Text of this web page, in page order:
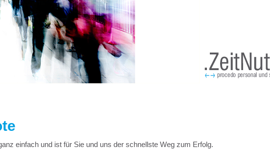
einfach und ist für Sie und uns der schnellste Weg zum Erfolg.